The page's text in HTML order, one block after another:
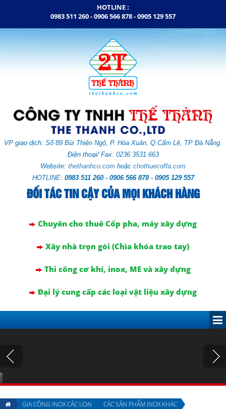
HOTLINE :
0983 511 260 - 0906 566 878 -0905 129 557
VP giao dịch: Số 89 Bùi Thiện Ngộ, P. Hòa Xuân, Q.Cẩm Lệ, TP Đà Nẵng.
Điện thoại/ Fax: 0236 3531 663
Website: thethanhco.com hoặc chothuecoffa.com
HOTLINE: 0983 511 260 - 0906 566 878 - 0905 129 557
ĐỐI TÁC TIN CẬY CỦA MỌI KHÁCH HÀNG
Chuyên cho thuê Cốp pha, máy xây dựng
Xây nhà trọn gói (Chìa khóa trao tay)
Thi công cơ khí, inox, ME và xây dựng
Đại lý cung cấp các loại vật liệu xây dựng
GIA CÔNG INOX CÁC LOẠI CÁC SẢN PHẨM INOX KHÁC